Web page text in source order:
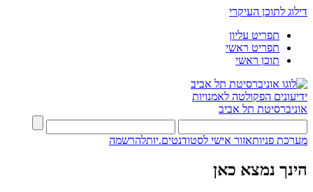
דילוג לתוכן העיקרי
תפריט עליון
תפריט ראשי
תוכן ראשי
ידיעונים הפקולטה לאמנויות
אוניברסיטת תל אביב
מערכת פניותאזור אישי לסטודנטים.יותלהרשמה
הינך נמצא כאן